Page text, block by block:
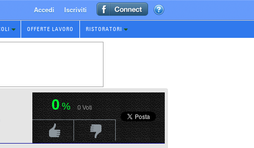
Accedi Iscriviti
OFFERTE LAVORO RISTORATORI
0% 0Voti
Voti PositivoVoti Negativo